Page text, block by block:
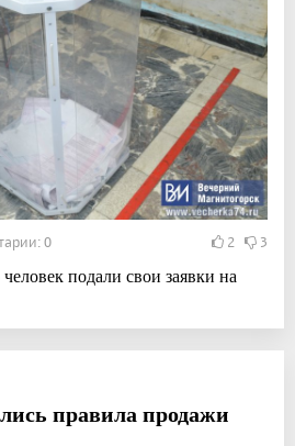
0 2 3
подали свои заявки на
правила продажи